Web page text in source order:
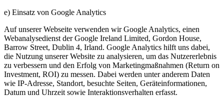
e) Einsatz von Google Analytics
Auf unserer Webseite verwenden wir Google Analytics, einen
Webanalysedienst der Google Ireland Limited, Gordon House,
Barrow Street, Dublin 4, Irland. Google Analytics hilft uns dabei,
die Nutzung unserer Website zu analysieren, um das Nutzererlebnis
zu verbessern und den Erfolg von Marketingmaßnahmen (Return on
Investment, ROI) zu messen. Dabei werden unter anderem Daten
wie IP-Adresse, Standort, besuchte Seiten, Geräteinformationen,
Datum und Uhrzeit sowie Interaktionsverhalten erfasst.